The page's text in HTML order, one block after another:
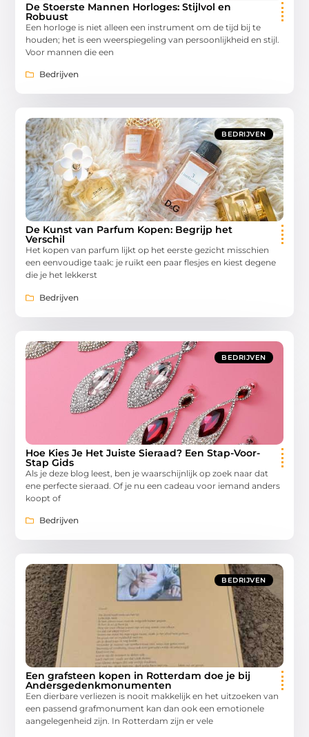
De Stoerste Mannen Horloges: Stijlvol en
Robuust
Een horloge is niet alleen een instrument om de tijd bij te
houden; het is een weerspiegeling van persoonlijkheid en stijl.
Voor mannen die een
Bedrijven
BEDRIJVEN
De Kunst van Parfum Kopen: Begrijp het
Verschil
Het kopen van parfum lijkt op het eerste gezicht misschien
een eenvoudige taak: je ruikt een paar flesjes en kiest degene
die je het lekkerst
Bedrijven
BEDRIJVEN
Hoe Kies Je Het Juiste Sieraad? Een Stap-Voor-
Stap Gids
Als je deze blog leest, ben je waarschijnlijk op zoek naar dat
ene perfecte sieraad. Of je nu een cadeau voor iemand anders
koopt of
Bedrijven
BEDRIJVEN
Een grafsteen kopen in Rotterdam doe je bij
Andersgedenkmonumenten
Een dierbare verliezen is nooit makkelijk en het uitzoeken van
een passend grafmonument kan dan ook een emotionele
aangelegenheid zijn. In Rotterdam zijn er vele